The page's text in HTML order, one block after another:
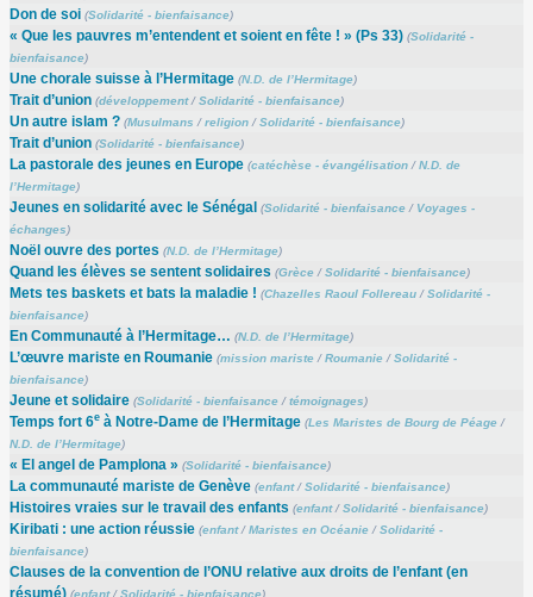
Don de soi (Solidarité - bienfaisance)
« Que les pauvres m’entendent et soient en fête ! » (Ps 33) (Solidarité -
bienfaisance)
Une chorale suisse à l’Hermitage (N.D. de l’Hermitage)
Trait d’union (développement/Solidarité - bienfaisance)
Un autre islam ? (Musulmans /religion/Solidarité - bienfaisance)
Trait d’union (Solidarité - bienfaisance)
La pastorale des jeunes en Europe (catéchèse - évangélisation/N.D. de
l’Hermitage)
Jeunes en solidarité avec le Sénégal (Solidarité - bienfaisance/ Voyages -
échanges)
Noël ouvre des portes (N.D. de l’Hermitage)
Quand les élèves se sentent solidaires (Grèce/Solidarité - bienfaisance)
Mets tes baskets et bats la maladie ! (Chazelles Raoul Follereau/Solidarité -
bienfaisance)
En Communauté à l’Hermitage… (N.D. de l’Hermitage)
L’œuvre mariste en Roumanie (mission mariste/Roumanie/Solidarité -
bienfaisance)
Jeune et solidaire (Solidarité - bienfaisance/témoignages)
Temps fort 6eà Notre-Dame de l’Hermitage (Les Maristes de Bourg de Péage/
N.D. de l’Hermitage)
« El angel de Pamplona » (Solidarité - bienfaisance)
La communauté mariste de Genève (enfant/Solidarité - bienfaisance)
Histoires vraies sur le travail des enfants (enfant/Solidarité - bienfaisance)
Kiribati : une action réussie (enfant/Maristes en Océanie/Solidarité -
bienfaisance)
Clauses de la convention de l’ONU relative aux droits de l’enfant (en
résumé) (enfant/Solidarité - bienfaisance)